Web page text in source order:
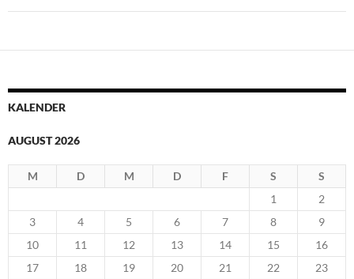
KALENDER
AUGUST 2026
M D M D F S
S
1
2
3
4 5 6 7 8
9
10
11 12 13 14 15
16
17
18 19 20 21 22
23